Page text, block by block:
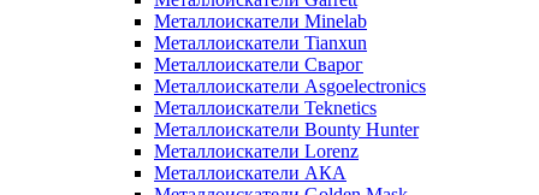
Металлоискатели Minelab
Металлоискатели Tianxun
Металлоискатели Сварог
Металлоискатели Asgoelectronics
Металлоискатели Teknetics
Металлоискатели Bounty Hunter
Металлоискатели Lorenz
Металлоискатели АКА